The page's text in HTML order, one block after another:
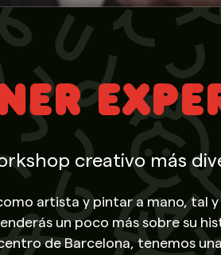
creativo más
artista y pintar a mano, tal
un poco más sobre su
de Barcelona, tenemos